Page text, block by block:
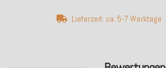
Lieferzeit: ca. 5-7 Werktage